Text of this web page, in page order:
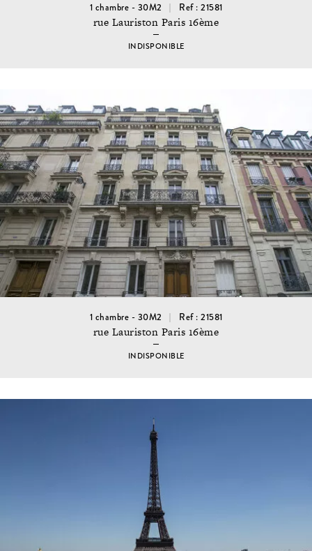
1 chambre - 30M2 Ref : 21581
rue Lauriston Paris 16ème
INDISPONIBLE
1 chambre - 30M2 Ref : 21581
rue Lauriston Paris 16ème
INDISPONIBLE